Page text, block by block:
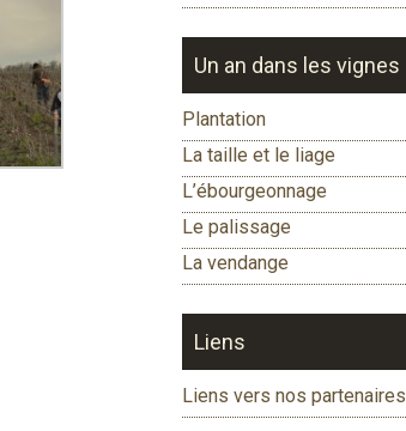
Un an dans les vignes
Plantation
La taille et le liage
L’ébourgeonnage
Le palissage
La vendange
Liens
Liens vers nos partenaires